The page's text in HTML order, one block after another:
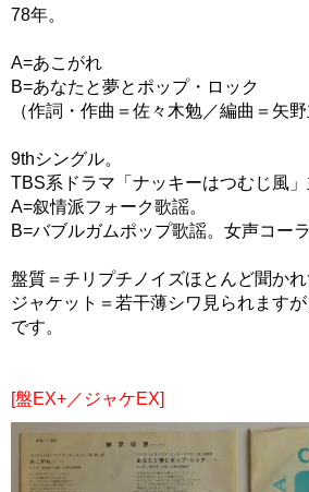
78年。
A=あこがれ
B=あなたと夢とポップ・ロック
（作詞・作曲＝佐々木勉／編曲＝矢野
9thシングル。
TBS系ドラマ「ナッキーはつむじ風」
A=叙情派フォーク歌謡。
B=バブルガムポップ歌謡。女声コーラ
盤質＝チリプチノイズほとんど聞かれ
ジャケット＝若干薄シワ見られます
です。
[盤EX+／ジャケEX]